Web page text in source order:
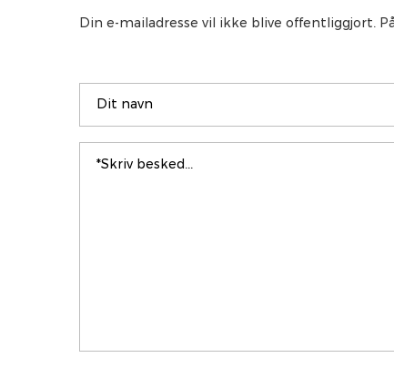
Din e-mailadresse vil ikke blive offentliggjort.